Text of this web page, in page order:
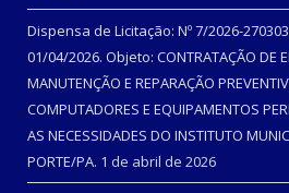
Dispensa de Licitação: Nº 7/2026-
01/04/2026. Objeto: CONTRATAÇÃO DE
MANUTENÇÃO E REPARAÇÃO
COMPUTADORES E EQUIPAMENTOS
AS NECESSIDADES DO INSTITUTO
PORTE/PA. 1 de abril de 2026